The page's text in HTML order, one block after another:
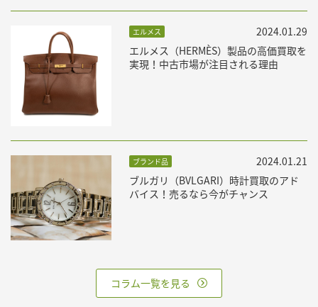
エルメス
エルメス（HERMÈS）製品の高価買取を
実現！中古市場が注目される理由
2024.01.29
ブランド品
ブルガリ（BVLGARI）時計買取のアド
バイス！売るなら今がチャンス
2024.01.21
コラム一覧を見る